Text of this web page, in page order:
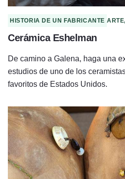
HISTORIA DE UN FABRICANTE
Cerámica Eshelman
De camino a Galena, haga una
estudios de uno de los
favoritos de Estados Unidos.
Primitivos de Olde Lady Morgan